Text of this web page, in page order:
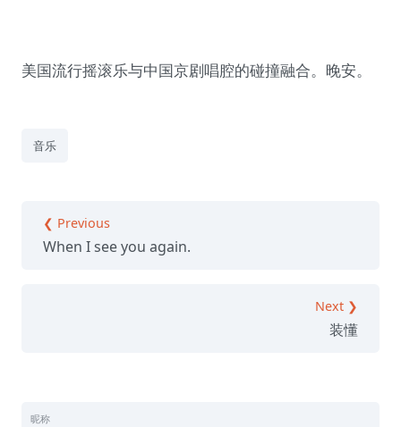
美国流行摇滚乐与中国京剧唱腔的碰撞融合。晚安。
音乐
❮ Previous
When I see you again.
Next ❯
装懂
昵称